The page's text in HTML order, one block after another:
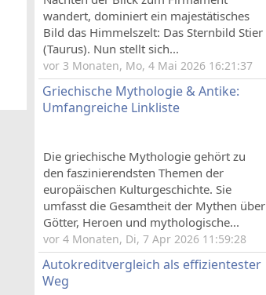
wandert, dominiert ein majestätisches
Bild das Himmelszelt: Das Sternbild Stier
(Taurus). Nun stellt sich...
vor 3 Monaten, Mo, 4 Mai 2026 16:21:37
Griechische Mythologie & Antike:
Umfangreiche Linkliste
Die griechische Mythologie gehört zu
den faszinierendsten Themen der
europäischen Kulturgeschichte. Sie
umfasst die Gesamtheit der Mythen über
Götter, Heroen und mythologische...
vor 4 Monaten, Di, 7 Apr 2026 11:59:28
Autokreditvergleich als effizientester
Weg